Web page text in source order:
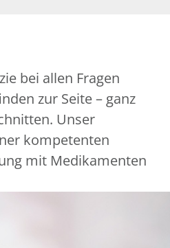
bei allen Fragen
zur Seite – ganz
Unser
kompetenten
mit Medikamenten
bis hin zu